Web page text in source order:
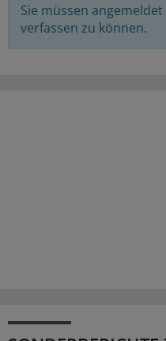
Sie müssen
verfassen zu können.